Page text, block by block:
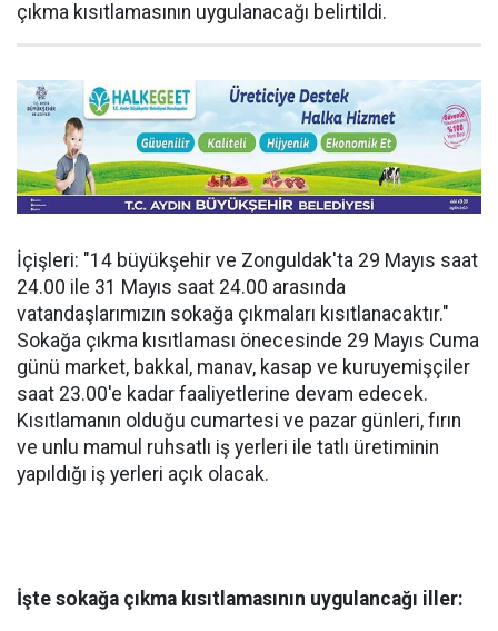
çıkma kısıtlamasının uygulanacağı belirtildi.
İçişleri: "14 büyükşehir ve Zonguldak'ta 29 Mayıs saat
24.00 ile 31 Mayıs saat 24.00 arasında
vatandaşlarımızın sokağa çıkmaları kısıtlanacaktır."
Sokağa çıkma kısıtlaması önecesinde 29 Mayıs Cuma
günü market, bakkal, manav, kasap ve kuruyemişçiler
saat 23.00'e kadar faaliyetlerine devam edecek.
Kısıtlamanın olduğu cumartesi ve pazar günleri, fırın
ve unlu mamul ruhsatlı iş yerleri ile tatlı üretiminin
yapıldığı iş yerleri açık olacak.
İşte sokağa çıkma kısıtlamasının uygulancağı iller: